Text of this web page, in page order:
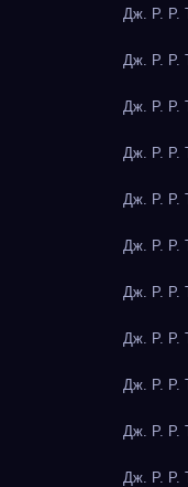
Дж. Р. Р.
Дж. Р. Р.
Дж. Р. Р.
Дж. Р. Р.
Дж. Р. Р.
Дж. Р. Р.
Дж. Р. Р.
Дж. Р. Р.
Дж. Р. Р.
Дж. Р. Р.
Дж. Р. Р.